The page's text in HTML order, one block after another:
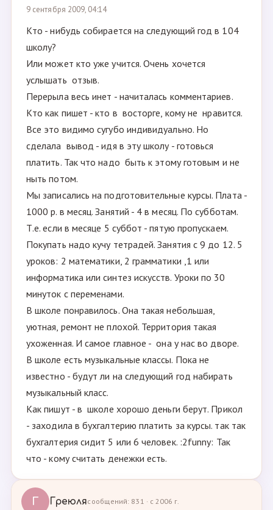
9 сентября 2009, 04:14
Кто - нибудь собирается на следующий год в 104
школу?
Или может кто уже учится. Очень хочется
услышать отзыв.
Перерыла весь инет - начиталась комментариев.
Кто как пишет - кто в восторге, кому не нравится.
Все это видимо сугубо индивидуально. Но
сделала вывод - идя в эту школу - готовься
платить. Так что надо быть к этому готовым и не
ныть потом.
Мы записались на подготовительные курсы. Плата -
1000 р. в месяц. Занятий - 4 в месяц. По субботам.
Т.е. если в месяце 5 суббот - пятую пропускаем.
Покупать надо кучу тетрадей. Занятия с 9 до 12. 5
уроков: 2 математики, 2 грамматики ,1 или
информатика или синтез искусств. Уроки по 30
минуток с переменами.
В школе понравилось. Она такая небольшая,
уютная, ремонт не плохой. Территория такая
ухоженная. И самое главное - она у нас во дворе.
В школе есть музыкальные классы. Пока не
известно - будут ли на следующий год набирать
музыкальный класс.
Как пишут - в школе хорошо деньги берут. Прикол
- заходила в бухгалтерию платить за курсы. так так
бухгалтерия сидит 5 или 6 человек. :2funny: Так
что - кому считать денежки есть.
Г Греюлясообщений: 831 · с 2006 г.